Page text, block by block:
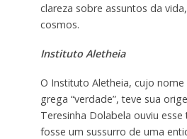
clareza sobre assuntos da
cosmos.
Instituto Aletheia
O Instituto Aletheia, cujo
grega “verdade”, teve sua
Teresinha Dolabela ouviu
fosse um sussurro de uma